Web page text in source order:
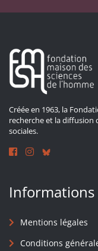
Créée en 1963, la
recherche et la diffusion
sociales.
Informations
Mentions légales
Conditions